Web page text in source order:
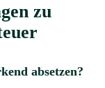
zu
absetzen?